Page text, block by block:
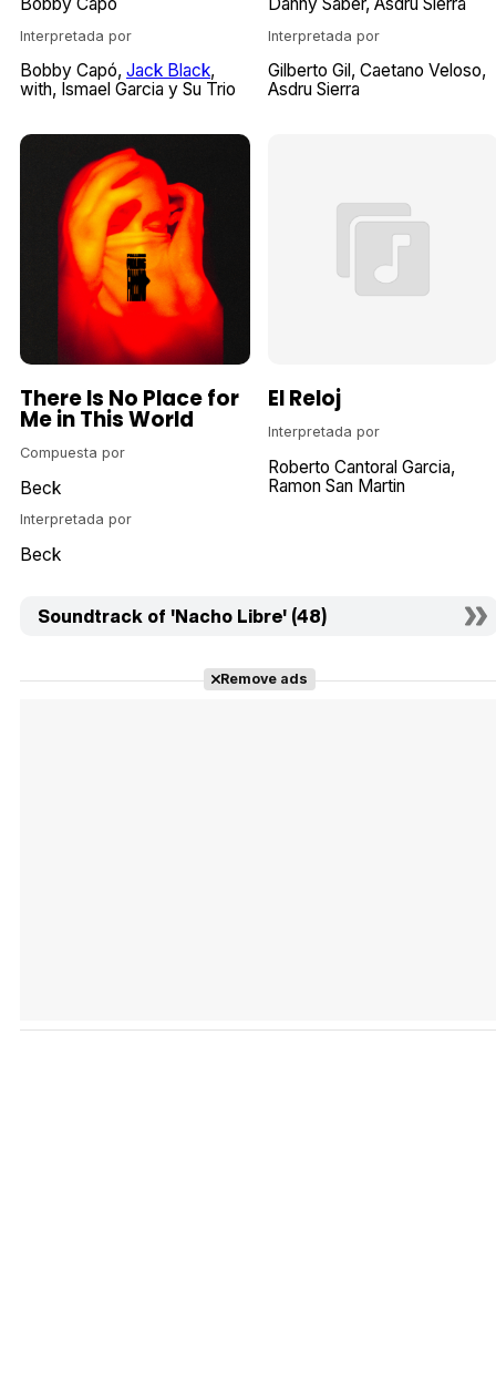
Interpretada por
Bobby Capó Jack Black
with Ismael Garcia y Su Trio
Interpretada por
Gilberto Gil Caetano Veloso
Asdru Sierra
There Is No Place for
Me in This World
Compuesta por
Beck
Interpretada por
Beck
El Reloj
Interpretada por
Roberto Cantoral Garcia
Ramon San Martin
Soundtrack of 'Nacho Libre' (48)
Remove ads